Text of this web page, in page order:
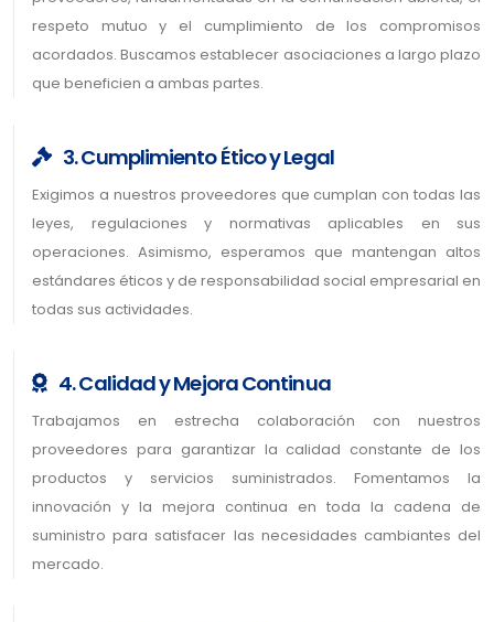
respeto mutuo y el cumplimiento de los compromisos
acordados. Buscamos establecer asociaciones a largo plazo
que beneficien a ambas partes.
3. Cumplimiento Ético y Legal
Exigimos a nuestros proveedores que cumplan con todas las
leyes, regulaciones y normativas aplicables en sus
operaciones. Asimismo, esperamos que mantengan altos
estándares éticos y de responsabilidad social empresarial en
todas sus actividades.
4. Calidad y Mejora Continua
Trabajamos en estrecha colaboración con nuestros
proveedores para garantizar la calidad constante de los
productos y servicios suministrados. Fomentamos la
innovación y la mejora continua en toda la cadena de
suministro para satisfacer las necesidades cambiantes del
mercado.